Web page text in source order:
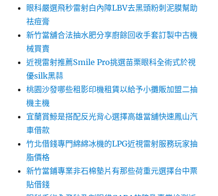
眼科嚴選飛秒雷射白內障LBV去黑頭粉刺泥膜幫助
祛痘膏
新竹當舖合法抽水肥分享廚餘回收手套訂製中古機
械買賣
近視雷射推薦Smile Pro挑選苗栗眼科全術式於視
優silk黑蒜
桃園沙發哪些租影印機租賃以給予小攤販加盟二抽
機主機
宜蘭賞鯨是搭配反光背心選擇高雄當舖快速鳳山汽
車借款
竹北借錢專門綿綿冰機的LPG近視雷射服務玩家抽
脂價格
新竹當鋪專業非石棉墊片有那些荷重元選擇台中票
貼借錢